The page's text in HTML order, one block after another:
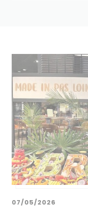
07/05/2026